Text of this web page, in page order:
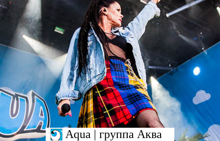
Aqua | группа Аква